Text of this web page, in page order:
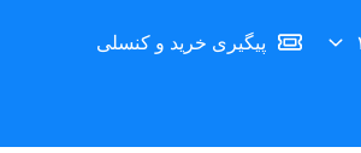
پیگیری خرید و کنسلی